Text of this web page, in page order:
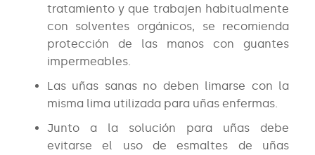
tratamiento y que trabajen habitualmente
con solventes orgánicos, se recomienda
protección de las manos con guantes
impermeables.
Las uñas sanas no deben limarse con la
misma lima utilizada para uñas enfermas.
Junto a la solución para uñas debe
evitarse el uso de esmaltes de uñas